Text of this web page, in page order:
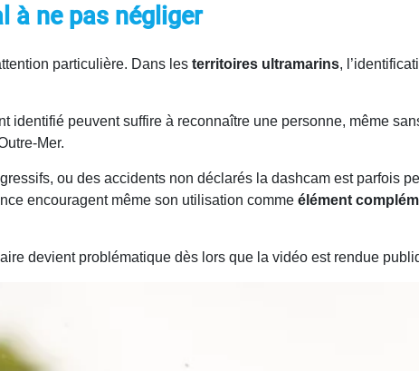
à ne pas négliger
particulière. Dans les territoires ultramarins,
peuvent suffire à reconnaître une personne, même
Mer.
ou des accidents non déclarés la dashcam est parfois
encouragent même son utilisation comme élément
devient problématique dès lors que la vidéo est rendue